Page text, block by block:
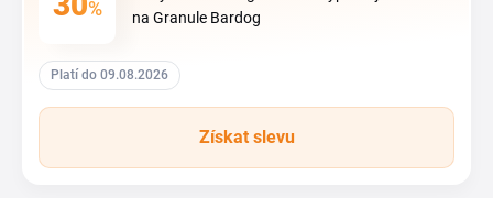
%
na Granule Bardog
Platí do 09.08.2026
Získat slevu